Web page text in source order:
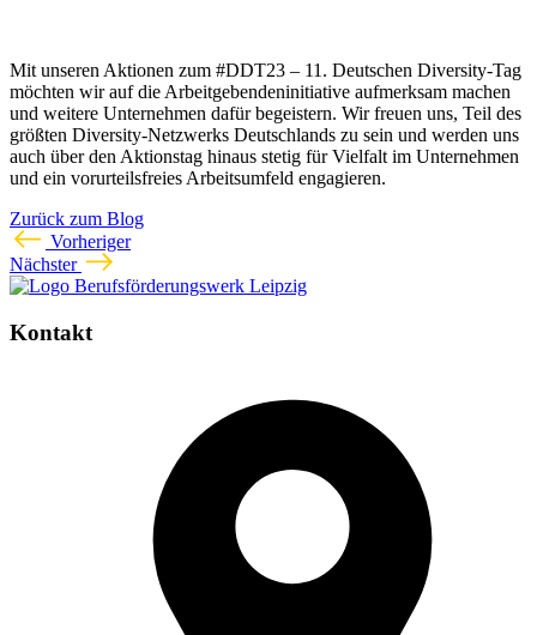
Mit unseren Aktionen zum #DDT23 – 11. Deutschen Diversity-Tag
möchten wir auf die Arbeitgebendeninitiative aufmerksam machen
und weitere Unternehmen dafür begeistern. Wir freuen uns, Teil des
größten Diversity-Netzwerks Deutschlands zu sein und werden uns
auch über den Aktionstag hinaus stetig für Vielfalt im Unternehmen
und ein vorurteilsfreies Arbeitsumfeld engagieren.
Zurück zum Blog
Vorheriger
Nächster
Kontakt